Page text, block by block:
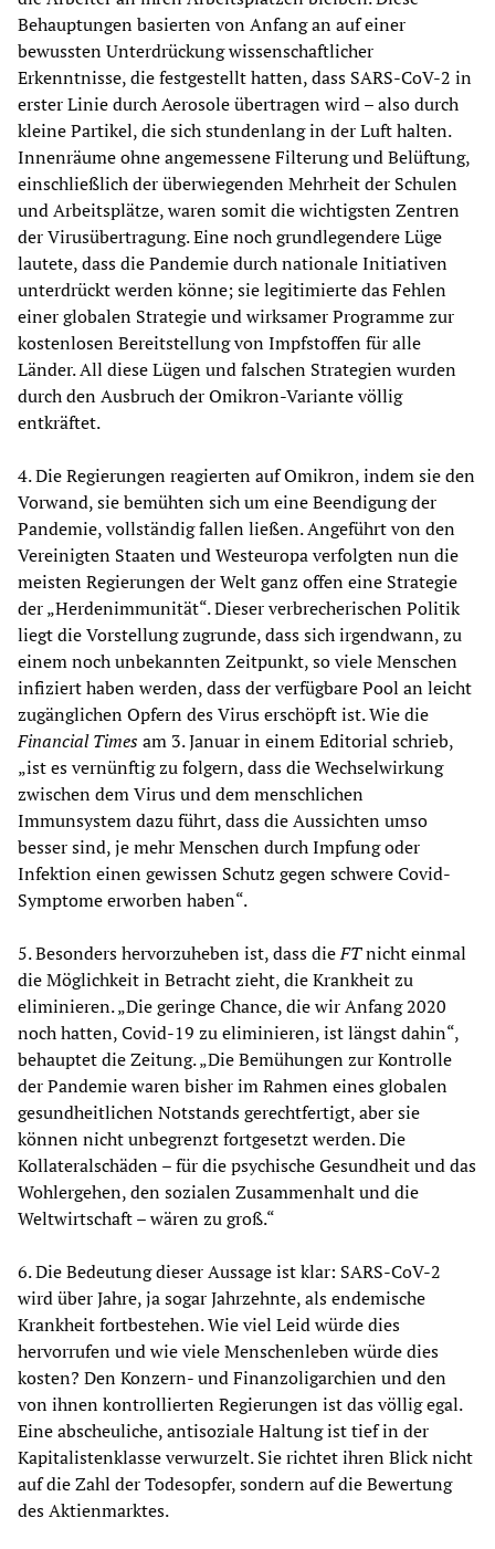
Behauptungen basierten von Anfang an auf einer
bewussten Unterdrückung wissenschaftlicher
Erkenntnisse, die festgestellt hatten, dass SARS-CoV-2 in
erster Linie durch Aerosole übertragen wird – also durch
kleine Partikel, die sich stundenlang in der Luft halten.
Innenräume ohne angemessene Filterung und Belüftung,
einschließlich der überwiegenden Mehrheit der Schulen
und Arbeitsplätze, waren somit die wichtigsten Zentren
der Virusübertragung. Eine noch grundlegendere Lüge
lautete, dass die Pandemie durch nationale Initiativen
unterdrückt werden könne; sie legitimierte das Fehlen
einer globalen Strategie und wirksamer Programme zur
kostenlosen Bereitstellung von Impfstoffen für alle
Länder. All diese Lügen und falschen Strategien wurden
durch den Ausbruch der Omikron-Variante völlig
entkräftet.
4. Die Regierungen reagierten auf Omikron, indem sie den
Vorwand, sie bemühten sich um eine Beendigung der
Pandemie, vollständig fallen ließen. Angeführt von den
Vereinigten Staaten und Westeuropa verfolgten nun die
meisten Regierungen der Welt ganz offen eine Strategie
der „Herdenimmunität“. Dieser verbrecherischen Politik
liegt die Vorstellung zugrunde, dass sich irgendwann, zu
einem noch unbekannten Zeitpunkt, so viele Menschen
infiziert haben werden, dass der verfügbare Pool an leicht
zugänglichen Opfern des Virus erschöpft ist. Wie die
Financial Timesam 3. Januar in einem Editorial schrieb,
„ist es vernünftig zu folgern, dass die Wechselwirkung
zwischen dem Virus und dem menschlichen
Immunsystem dazu führt, dass die Aussichten umso
besser sind, je mehr Menschen durch Impfung oder
Infektion einen gewissen Schutz gegen schwere Covid-
Symptome erworben haben“.
5. Besonders hervorzuheben ist, dass dieFTnicht einmal
die Möglichkeit in Betracht zieht, die Krankheit zu
eliminieren. „Die geringe Chance, die wir Anfang 2020
noch hatten, Covid-19 zu eliminieren, ist längst dahin“,
behauptet die Zeitung. „Die Bemühungen zur Kontrolle
der Pandemie waren bisher im Rahmen eines globalen
gesundheitlichen Notstands gerechtfertigt, aber sie
können nicht unbegrenzt fortgesetzt werden. Die
Kollateralschäden – für die psychische Gesundheit und das
Wohlergehen, den sozialen Zusammenhalt und die
Weltwirtschaft – wären zu groß.“
6. Die Bedeutung dieser Aussage ist klar: SARS-CoV-2
wird über Jahre, ja sogar Jahrzehnte, als endemische
Krankheit fortbestehen. Wie viel Leid würde dies
hervorrufen und wie viele Menschenleben würde dies
kosten? Den Konzern- und Finanzoligarchien und den
von ihnen kontrollierten Regierungen ist das völlig egal.
Eine abscheuliche, antisoziale Haltung ist tief in der
Kapitalistenklasse verwurzelt. Sie richtet ihren Blick nicht
auf die Zahl der Todesopfer, sondern auf die Bewertung
des Aktienmarktes.